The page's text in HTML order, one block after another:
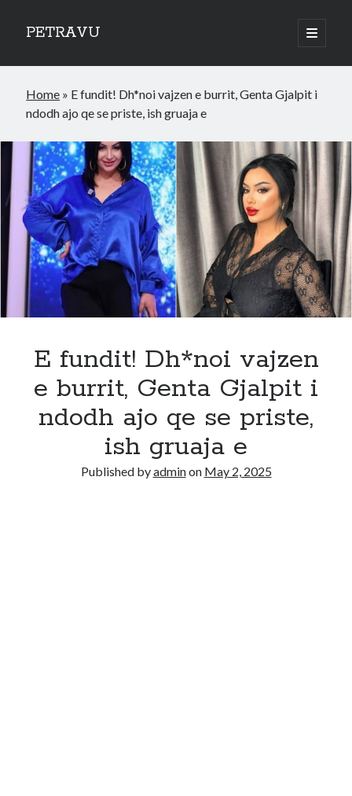
PETRAVU
open
primary
Sidebar
Bank
Credit Cards
World
Home » E fundit! Dh*noi vajzen e burrit, Genta Gjalpit i
ndodh ajo qe se priste, ish gruaja e
E fundit! Dh*noi vajzen
e burrit, Genta Gjalpit i
ndodh ajo qe se priste,
ish gruaja e
Published byadminon May 2, 2025